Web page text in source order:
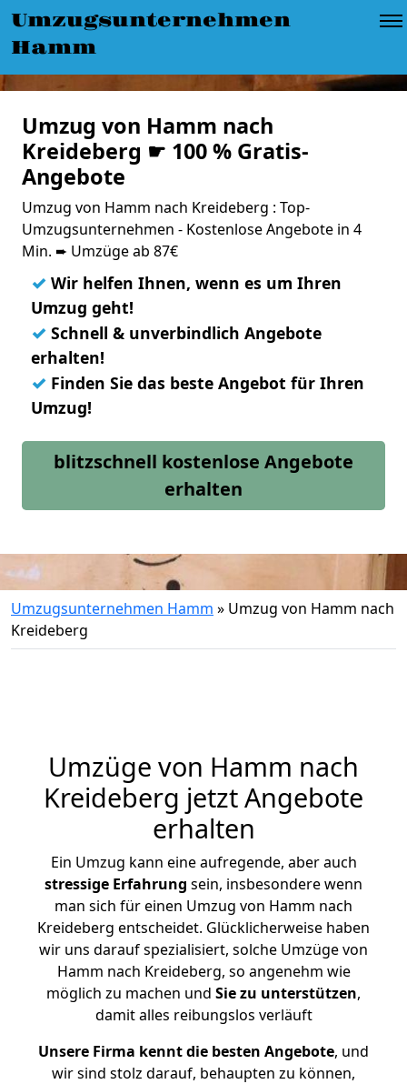
Umzugsunternehmen
Hamm
Umzug von Hamm nach
Kreideberg ☛ 100 % Gratis-
Angebote
Umzug von Hamm nach Kreideberg : Top-
Umzugsunternehmen - Kostenlose Angebote in 4
Min. ➨ Umzüge ab 87€
✓ Wir helfen Ihnen, wenn es um Ihren
Umzug geht!
✓ Schnell & unverbindlich Angebote
erhalten!
✓ Finden Sie das beste Angebot für Ihren
Umzug!
blitzschnell kostenlose Angebote
erhalten
Umzugsunternehmen Hamm » Umzug von Hamm nach
Kreideberg
Umzüge von Hamm nach
Kreideberg jetzt Angebote
erhalten
Ein Umzug kann eine aufregende, aber auch
stressige Erfahrung sein, insbesondere wenn
man sich für einen Umzug von Hamm nach
Kreideberg entscheidet. Glücklicherweise haben
wir uns darauf spezialisiert, solche Umzüge von
Hamm nach Kreideberg, so angenehm wie
möglich zu machen und Sie zu unterstützen,
damit alles reibungslos verläuft
Unsere Firma kennt die besten Angebote, und
wir sind stolz darauf, behaupten zu können,